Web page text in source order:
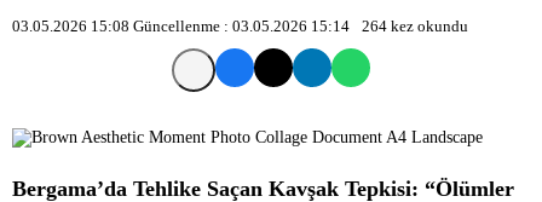
03.05.2026 15:08 Güncellenme : 03.05.2026 15:14 264 kez okundu
Bergama’da Tehlike Saçan Kavşak Tepkisi: “Ölümler